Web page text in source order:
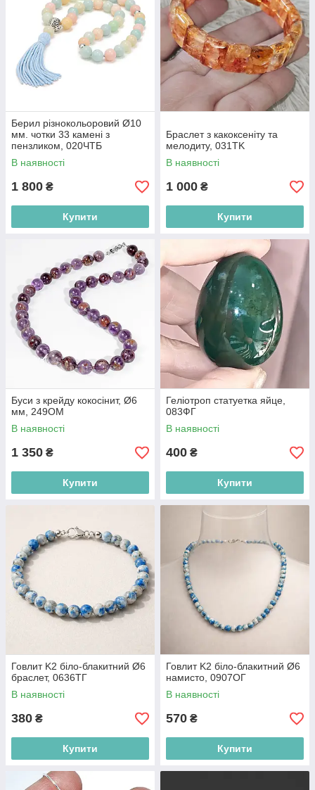
Берил різнокольоровий Ø10
мм. чотки 33 камені з
пензликом, 020ЧТБ
В наявності
1 800 ₴
Купити
Браслет з какоксеніту та
мелодиту, 031TK
В наявності
1 000 ₴
Купити
Буси з крейду кокосінит, Ø6
мм, 249ОМ
В наявності
1 350 ₴
Купити
Геліотроп статуетка яйце,
083ФГ
В наявності
400 ₴
Купити
Говлит K2 біло-блакитний Ø6
браслет, 0636ТГ
В наявності
380 ₴
Купити
Говлит K2 біло-блакитний Ø6
намисто, 0907ОГ
В наявності
570 ₴
Купити